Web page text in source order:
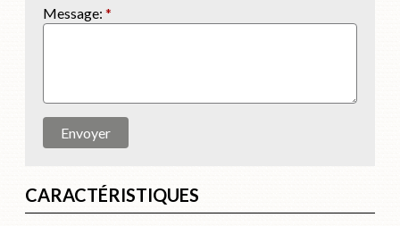
Message: *
Envoyer
CARACTÉRISTIQUES